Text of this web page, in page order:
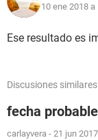
10 ene 2018 a
Ese resultado es
Discusiones similares
fecha
carlayvera - 21 jun